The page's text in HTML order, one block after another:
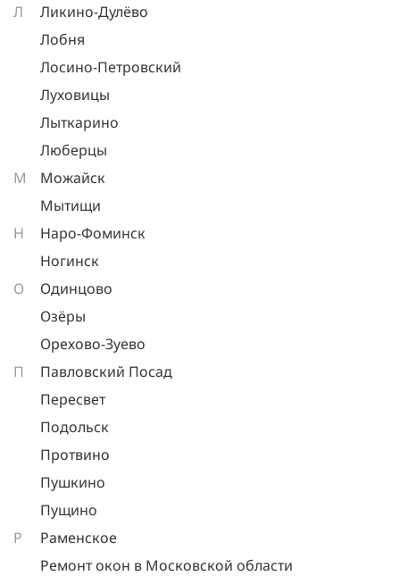
Л
Ликино-Дулёво
Лобня
Лосино-Петровский
Луховицы
Лыткарино
Люберцы
М
Можайск
Мытищи
Н
Наро-Фоминск
Ногинск
О
Одинцово
Озёры
Орехово-Зуево
П
Павловский Посад
Пересвет
Подольск
Протвино
Пушкино
Пущино
Р
Раменское
Ремонт окон в Московской области